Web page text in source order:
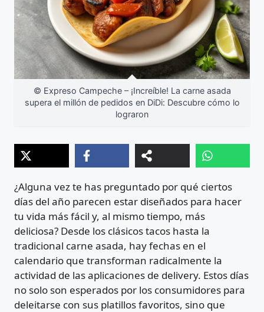
© Expreso Campeche – ¡Increíble! La carne asada
supera el millón de pedidos en DiDi: Descubre cómo lo
lograron
¿Alguna vez te has preguntado por qué ciertos
días del año parecen estar diseñados para hacer
tu vida más fácil y, al mismo tiempo, más
deliciosa? Desde los clásicos tacos hasta la
tradicional carne asada, hay fechas en el
calendario que transforman radicalmente la
actividad de las aplicaciones de delivery. Estos días
no solo son esperados por los consumidores para
deleitarse con sus platillos favoritos, sino que